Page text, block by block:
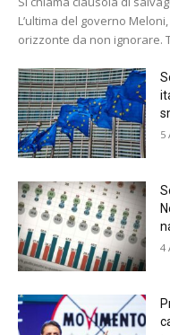
L’ultima del governo
orizzonte da non ignorare.
5
4